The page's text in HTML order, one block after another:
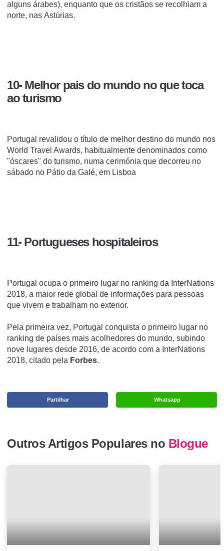
alguns árabes), enquanto que os cristãos se recolhiam a
norte, nas Astúrias.
10- Melhor pais do mundo no que toca
ao turismo
Portugal revalidou o título de melhor destino do mundo nos
World Travel Awards, habitualmente denominados como
"óscares" do turismo, numa cerimónia que decorreu no
sábado no Pátio da Galé, em Lisboa
11- Portugueses hospitaleiros
Portugal ocupa o primeiro lugar no ranking da InterNations
2018, a maior rede global de informações para pessoas
que vivem e trabalham no exterior.
Pela primeira vez, Portugal conquista o primeiro lugar no
ranking de países mais acolhedores do mundo, subindo
nove lugares desde 2016, de acordo com a InterNations
2018, citado pela Forbes.
Whatsapp
Partilhar
Outros Artigos Populares no Blogue